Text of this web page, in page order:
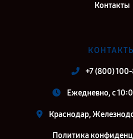
Контакты
+7 (800)
Ежедневно, с
Краснодар,
Политика